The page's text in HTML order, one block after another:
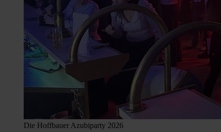
Die Hoffbauer Azubiparty 2026